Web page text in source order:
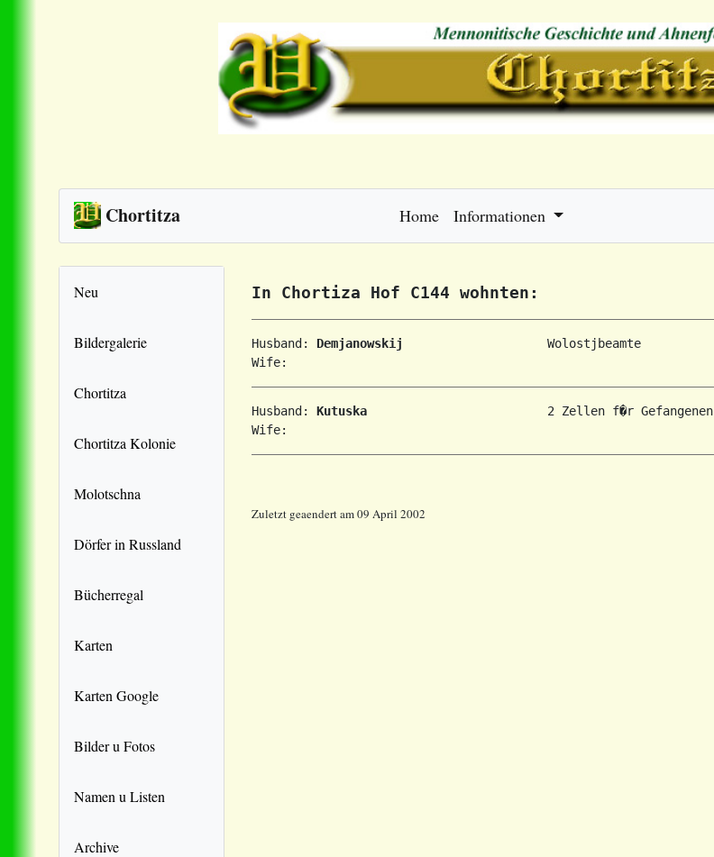
Chortitza Home Informationen
Neu
Bildergalerie
Chortitza
Chortitza Kolonie
Molotschna
Dörfer in Russland
Bücherregal
Karten
Karten Google
Bilder u Fotos
Namen u Listen
Archive
In Chortiza Hof C144 wohnten:
Husband: Demjanowskij
                    Wolostjbeamte
Husband: Kutuska
                         2 Zellen f�r Gefangenen
Zuletzt geaendert am 09 April 2002